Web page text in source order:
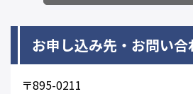
お申し込み先・お問い合
〒895-0211